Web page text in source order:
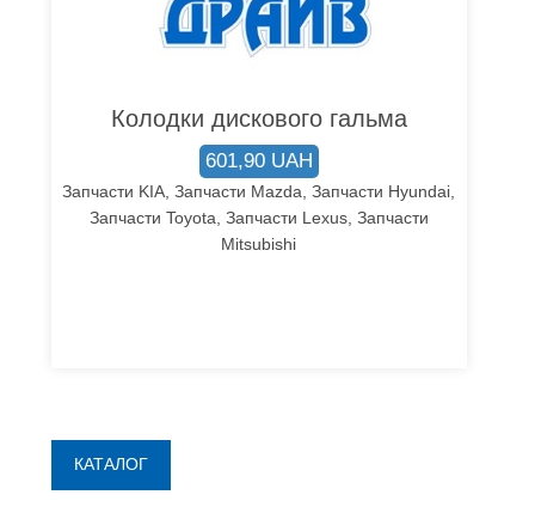
Колодки дискового гальма
601,90 UAH
Запчасти KIA, Запчасти Mazda, Запчасти Hyundai,
Запчасти Toyota, Запчасти Lexus, Запчасти
Mitsubishi
КАТАЛОГ